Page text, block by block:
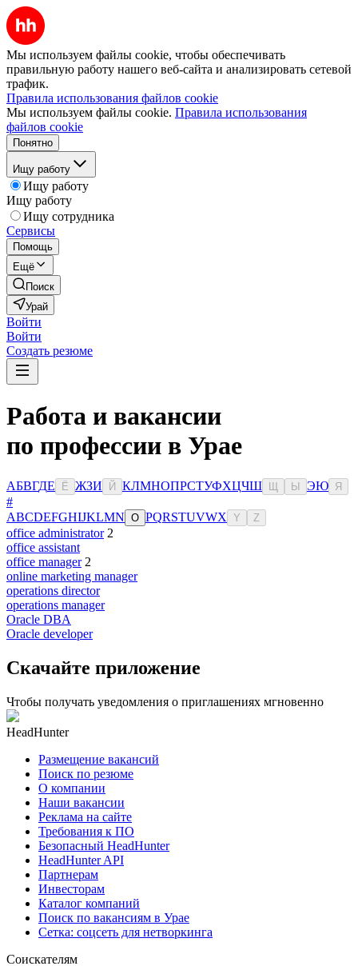
Мы используем файлы cookie, чтобы обеспечивать
правильную работу нашего веб-сайта и анализировать сетевой
трафик.
Правила использования файлов cookie
Мы используем файлы cookie. Правила использования
файлов cookie
Понятно
Ищу работу
Ищу работу
Ищу работу
Ищу сотрудника
Сервисы
Помощь
Ещё
Поиск
Урай
Войти
Войти
Создать резюме
Работа и вакансии
по профессии в Урае
АБВГДЕ Ё ЖЗИ Й КЛМНОПРСТУФХЦЧШ Ы ЭЮ Я
#
ABCDEFGHIJKLMN O PQRSTUVWX Y Z
office administrator 2
office assistant
office manager 2
online marketing manager
operations director
operations manager
Oracle DBA
Oracle developer
Скачайте приложение
Чтобы получать уведомления о приглашениях мгновенно
HeadHunter
Размещение вакансий
Поиск по резюме
О компании
Наши вакансии
Реклама на сайте
Требования к ПО
Безопасный HeadHunter
HeadHunter API
Партнерам
Инвесторам
Каталог компаний
Поиск по вакансиям в Урае
Сетка: соцсеть для нетворкинга
Соискателям